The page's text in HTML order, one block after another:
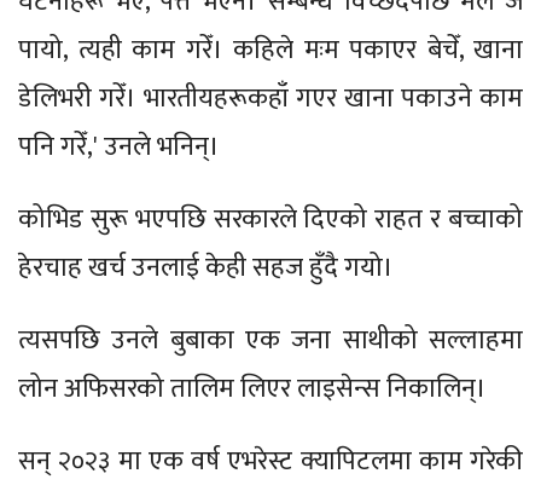
पायो, त्यही काम गरेँ। कहिले मःम पकाएर बेचेँ, खाना
डेलिभरी गरेँ। भारतीयहरूकहाँ गएर खाना पकाउने काम
पनि गरेँ,' उनले भनिन्।
कोभिड सुरू भएपछि सरकारले दिएको राहत र बच्चाको
हेरचाह खर्च उनलाई केही सहज हुँदै गयो।
त्यसपछि उनले बुबाका एक जना साथीको सल्लाहमा
लोन अफिसरको तालिम लिएर लाइसेन्स निकालिन्।
सन् २०२३ मा एक वर्ष एभरेस्ट क्यापिटलमा काम गरेकी